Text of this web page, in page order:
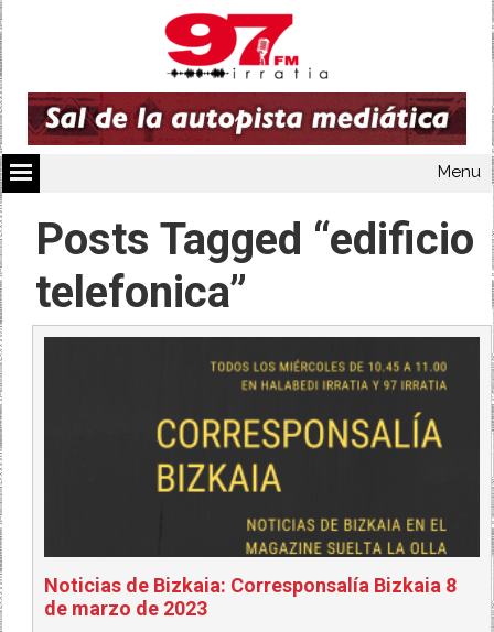
Menu
Posts Tagged “edificio
telefonica”
Noticias de Bizkaia: Corresponsalía Bizkaia 8
de marzo de 2023